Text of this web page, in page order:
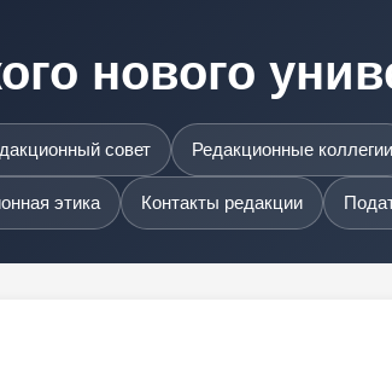
нового
совет Редакционные коллегии
этика Контакты редакции